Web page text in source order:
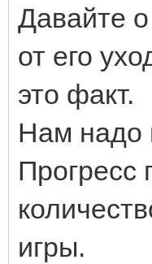
Давайте
от его
это факт.
Нам надо
Прогресс
игры.